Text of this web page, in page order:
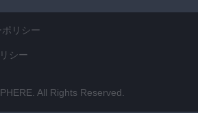
リシー
シー
All Rights Reserved.